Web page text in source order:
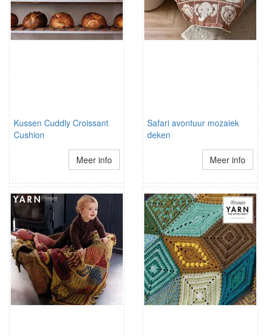
Kussen Cuddly Croissant
Cushion
Meer info
Safari avontuur mozaiek
deken
Meer info